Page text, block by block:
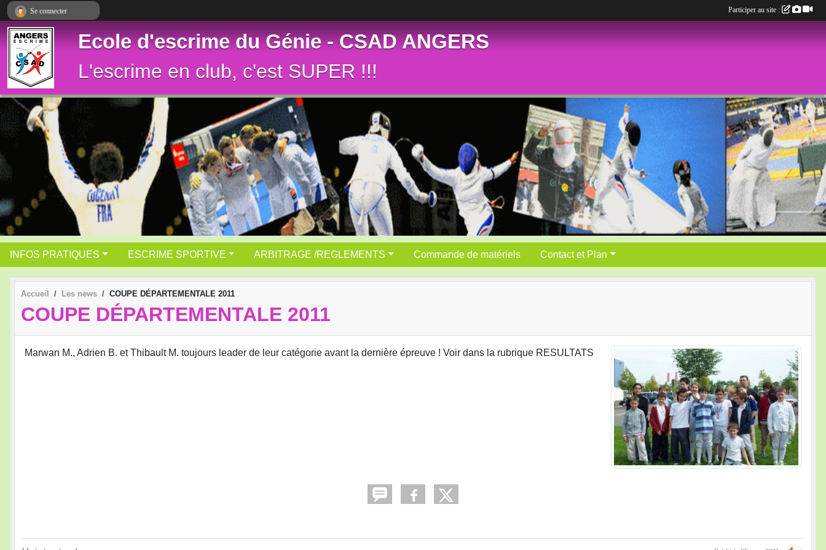
Ecole d'escrime du Génie - CSAD ANGERS
L'escrime en club, c'est SUPER !!!
INFOS PRATIQUES ESCRIME SPORTIVE ARBITRAGE /REGLEMENTS Commande de matériels Contact et Plan
Accueil Les news COUPE DÉPARTEMENTALE 2011
COUPE DÉPARTEMENTALE 2011
Marwan M., Adrien B. et Thibault M. toujours leader de leur catégorie avant la dernière épreuve ! Voir dans la rubrique RESULTATS
Se connecter Participer au site :
Panneau de gestion des cookies